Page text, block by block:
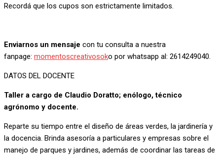
Recordá que los cupos son estrictamente limitados.
Enviarnos un mensaje con tu consulta a nuestra
fanpage: momentoscreativosoko por whatsapp al: 2614249040.
DATOS DEL DOCENTE
Taller a cargo de Claudio Doratto; enólogo, técnico
agrónomo y docente.
Reparte su tiempo entre el diseño de áreas verdes, la jardinería y
la docencia. Brinda asesoría a particulares y empresas sobre el
manejo de parques y jardines, además de coordinar las tareas de